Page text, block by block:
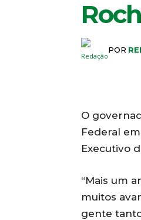
POR
O
Federal
Executivo
“Mais um
muitos
gente